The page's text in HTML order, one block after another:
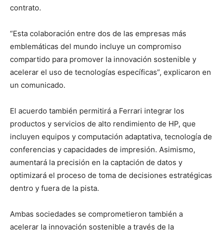
contrato.
“Esta colaboración entre dos de las empresas más
emblemáticas del mundo incluye un compromiso
compartido para promover la innovación sostenible y
acelerar el uso de tecnologías específicas”, explicaron en
un comunicado.
El acuerdo también permitirá a Ferrari integrar los
productos y servicios de alto rendimiento de HP, que
incluyen equipos y computación adaptativa, tecnología de
conferencias y capacidades de impresión. Asimismo,
aumentará la precisión en la captación de datos y
optimizará el proceso de toma de decisiones estratégicas
dentro y fuera de la pista.
Ambas sociedades se comprometieron también a
acelerar la innovación sostenible a través de la